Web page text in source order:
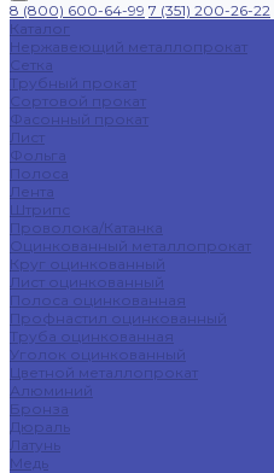
8 (800) 600-64-99 7 (351) 200-26-22
Каталог
Нержавеющий металлопрокат
Сетка
Трубный прокат
Сортовой прокат
Фасонный прокат
Лист
Фольга
Полоса
Лента
Штрипс
Проволока/Катанка
Оцинкованный металлопрокат
Круг оцинкованный
Лист оцинкованный
Полоса оцинкованная
Профнастил оцинкованный
Труба оцинкованная
Уголок оцинкованный
Цветной металлопрокат
Алюминий
Бронза
Дюраль
Латунь
Медь